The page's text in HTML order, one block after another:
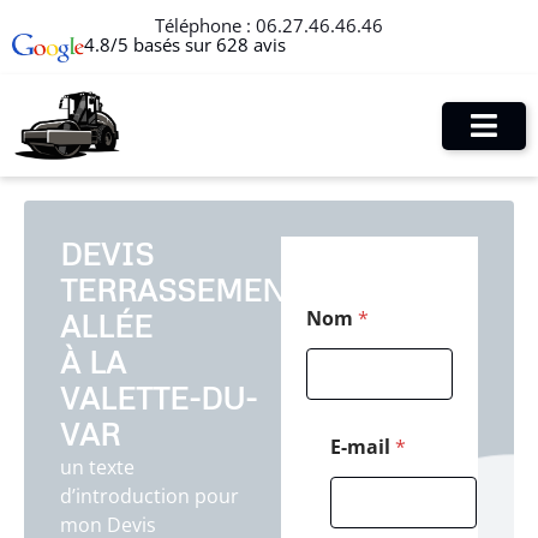
Téléphone : 06.27.46.46.46
4.8/5 basés sur 628 avis
DEVIS
TERRASSEMENT
ALLÉE
À LA
VALETTE-DU-
VAR
un texte
d’introduction pour
mon Devis
Nom *
E-mail *
N